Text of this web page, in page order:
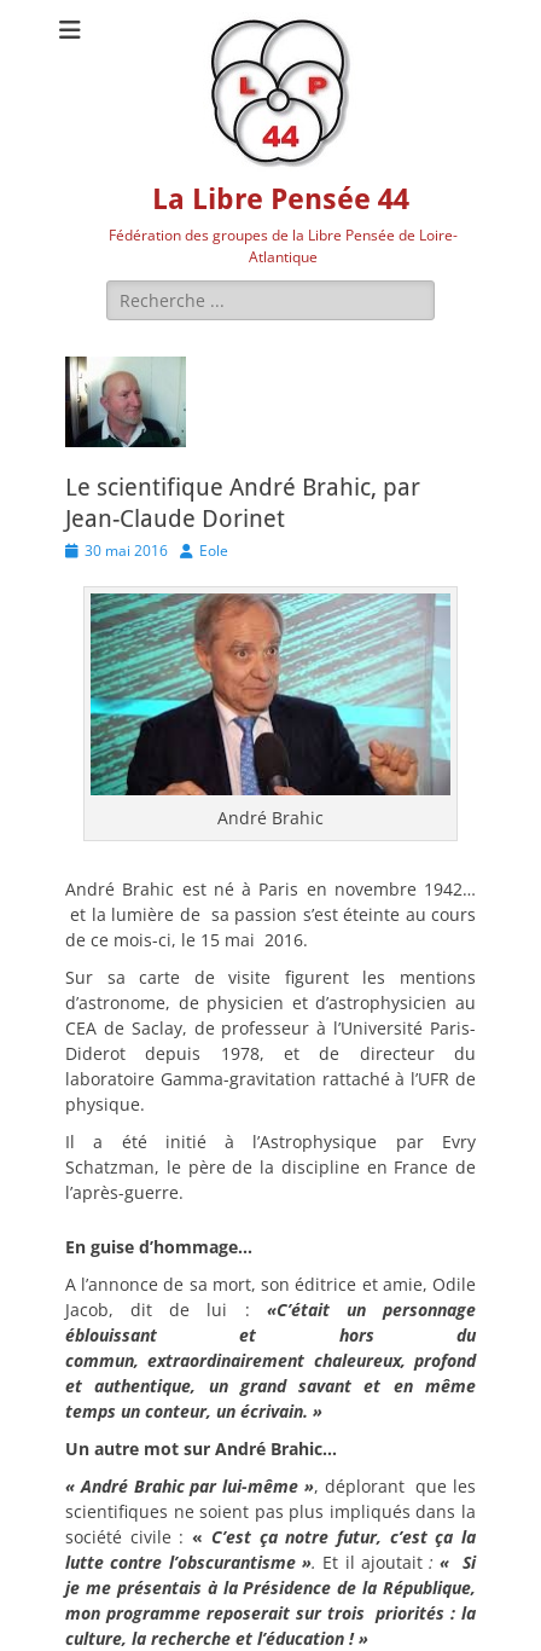
La Libre Pensée 44
Fédération des groupes de la Libre Pensée de Loire-
Atlantique
Rechercher :
Le scientifique André Brahic, par
Jean-Claude Dorinet
Posted
30 mai 2016 Author
Eole
André Brahic
André Brahic est né à Paris en novembre 1942…
et la lumière de sa passion s’est éteinte au cours
de ce mois-ci, le 15 mai 2016.
Sur sa carte de visite figurent les mentions
d’astronome, de physicien et d’astrophysicien au
CEA de Saclay, de professeur à l’Université Paris-
Diderot depuis 1978, et de directeur du
laboratoire Gamma-gravitation rattaché à l’UFR de
physique.
Il a été initié à l’Astrophysique par Evry
Schatzman, le père de la discipline en France de
l’après-guerre.
En guise d’hommage…
A l’annonce de sa mort, son éditrice et amie, Odile
Jacob, dit de lui : «C’était un personnage
éblouissant et hors du
commun, extraordinairement chaleureux, profond
et authentique, un grand savant et en même
temps un conteur, un écrivain. »
Un autre mot sur André Brahic…
« André Brahic par lui-même », déplorant que les
scientifiques ne soient pas plus impliqués dans la
société civile :« C’est ça notre futur, c’est ça la
lutte contre l’obscurantisme ». Et il ajoutait:« Si
je me présentais à la Présidence de la République,
mon programme reposerait sur trois priorités : la
culture, la recherche et l’éducation ! »